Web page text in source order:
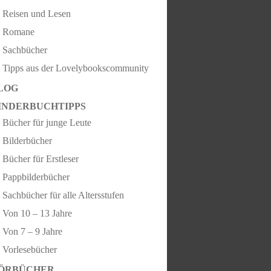
Reisen und Lesen
Romane
Sachbücher
Tipps aus der Lovelybookscommunity
Bücher für junge Leute
Bilderbücher
Bücher für Erstleser
Pappbilderbücher
Sachbücher für alle Altersstufen
Von 10 – 13 Jahre
Von 7 – 9 Jahre
Vorlesebücher